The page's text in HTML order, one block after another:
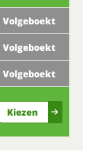
Volgeboekt
Volgeboekt
Volgeboekt
Kiezen